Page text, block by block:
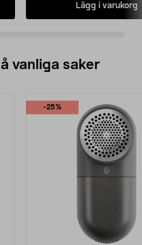
Lägg i varukorg
vanliga saker
-25%